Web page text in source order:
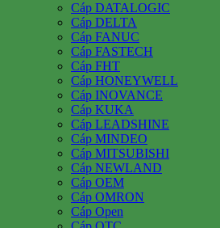
Cáp DATALOGIC
Cáp DELTA
Cáp FANUC
Cáp FASTECH
Cáp FHT
Cáp HONEYWELL
Cáp INOVANCE
Cáp KUKA
Cáp LEADSHINE
Cáp MINDEO
Cáp MITSUBISHI
Cáp NEWLAND
Cáp OEM
Cáp OMRON
Cáp Open